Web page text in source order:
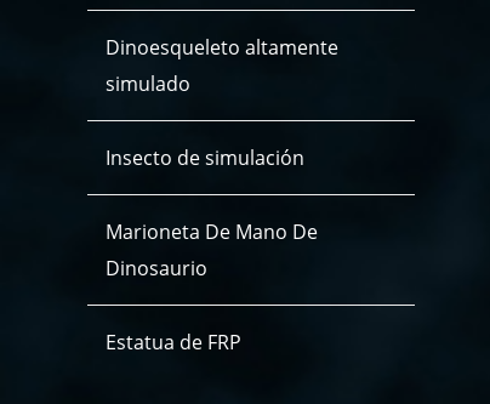
Dinoesqueleto altamente
simulado
Insecto de simulación
Marioneta De Mano De
Dinosaurio
Estatua de FRP